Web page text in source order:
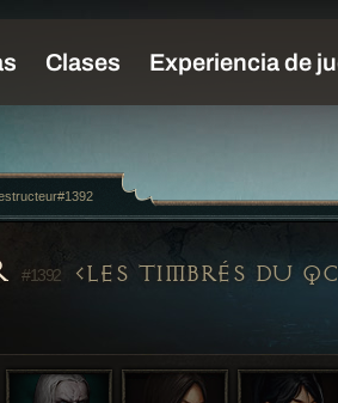
#1392 LES TIMBRÉS DU QC